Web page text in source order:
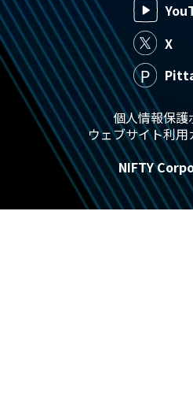
X
個人情報保護
ウェブサイト利用
NIFTY